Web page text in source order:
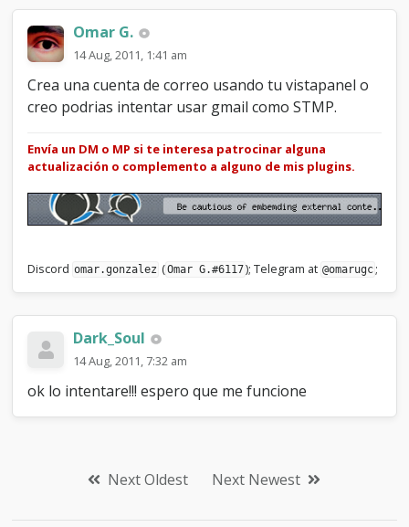
Omar G.
14 Aug, 2011, 1:41 am
Crea una cuenta de correo usando tu vistapanel o
creo podrias intentar usar gmail como STMP.
Envía un DM o MP si te interesa patrocinar alguna
actualización o complemento a alguno de mis plugins.
Discord omar.gonzalez (Omar G.#6117); Telegram at @omarugc ;
Dark_Soul
14 Aug, 2011, 7:32 am
ok lo intentare!!! espero que me funcione
Next Oldest Next Newest